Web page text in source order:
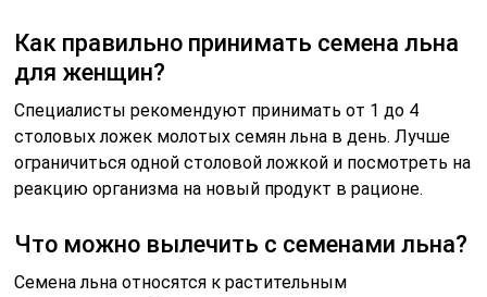
Как правильно принимать семена льна
для женщин?
Специалисты рекомендуют принимать от 1 до 4
столовых ложек молотых семян льна в день. Лучше
ограничиться одной столовой ложкой и посмотреть на
реакцию организма на новый продукт в рационе.
Что можно вылечить с семенами льна?
Семена льна относятся к растительным